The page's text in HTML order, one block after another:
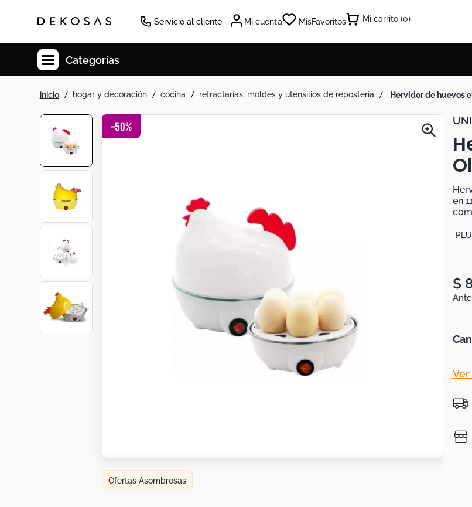
Servicio al cliente Mi cuenta MisFavoritos 0
Categorías
hogar y decoración cocina refractarías, moldes y utensilios de repostería hervidor de huevos
-50%
Ofertas Asombrosas
en
$
Cuadros
Cuadro
Sillas
Dko